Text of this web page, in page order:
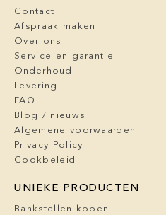
Contact
Afspraak maken
Over ons
Service en garantie
Onderhoud
Levering
FAQ
Blog / nieuws
Algemene voorwaarden
Privacy Policy
Cookbeleid
UNIEKE PRODUCTEN
Bankstellen kopen